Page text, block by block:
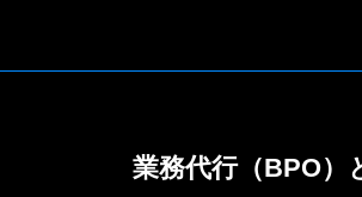
業務代行（BPO）